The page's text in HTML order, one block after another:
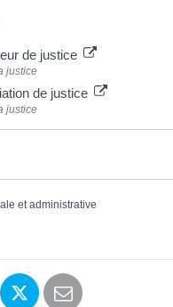
de justice
justice
de justice
justice
et administrative